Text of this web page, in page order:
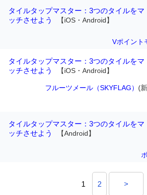
タイルタップマスター：3つのタイルをマ
ッチさせよう
【iOS・Android】
Vポイント
タイルタップマスター：3つのタイルをマ
ッチさせよう
【iOS・Android】
フルーツメール（SKYFLAG） (
タイルタップマスター：3つのタイルをマ
ッチさせよう
【Android】
1 2 >